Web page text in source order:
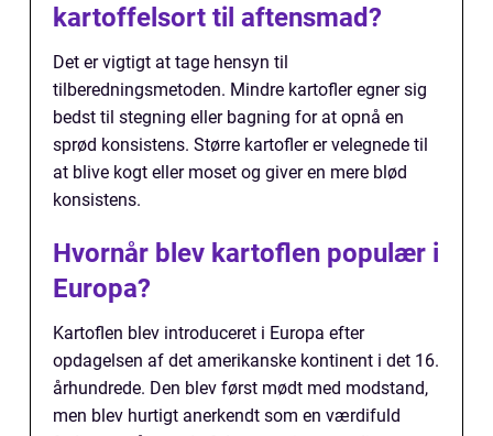
kartoffelsort til aftensmad?
Det er vigtigt at tage hensyn til
tilberedningsmetoden. Mindre kartofler egner sig
bedst til stegning eller bagning for at opnå en
sprød konsistens. Større kartofler er velegnede til
at blive kogt eller moset og giver en mere blød
konsistens.
Hvornår blev kartoflen populær i
Europa?
Kartoflen blev introduceret i Europa efter
opdagelsen af det amerikanske kontinent i det 16.
århundrede. Den blev først mødt med modstand,
men blev hurtigt anerkendt som en værdifuld